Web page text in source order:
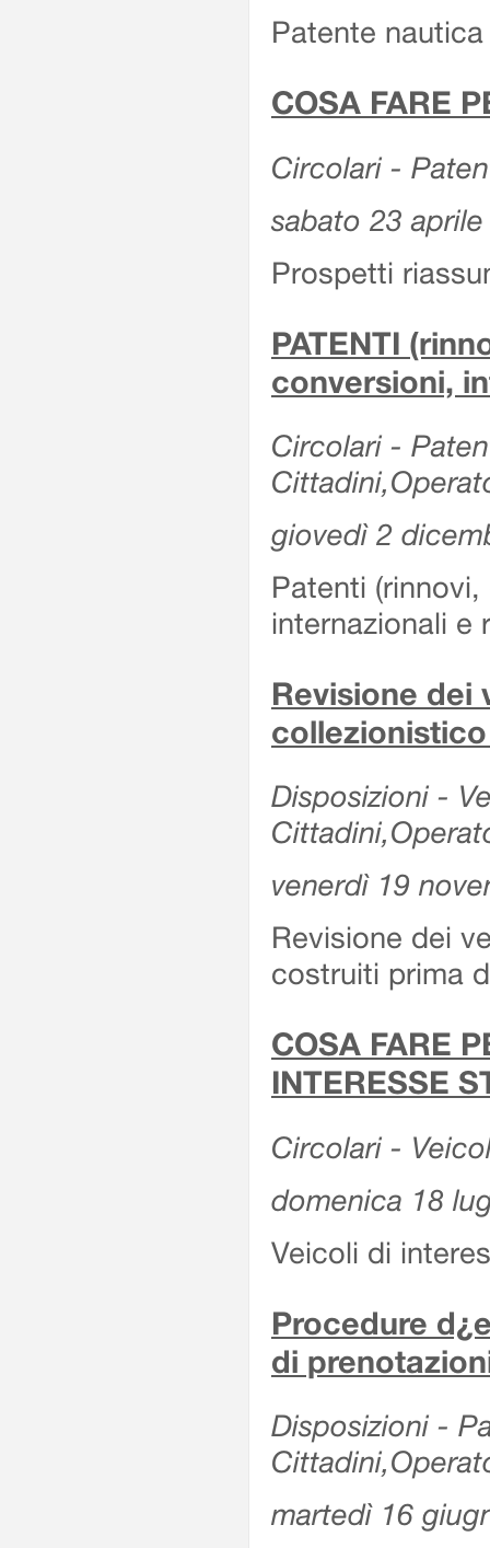
Patente
COSA FARE
Circolari -
sabato 23
Prospetti
PATENTI
conversioni,
Circolari -
giovedì 2
Patenti
internazionali e
Revisione dei
Disposizioni -
venerdì 19
Revisione dei
costruiti prima
COSA FARE
INTERESSE
Circolari -
domenica 18
Veicoli di
Procedure
di
Disposizioni -
martedì 16